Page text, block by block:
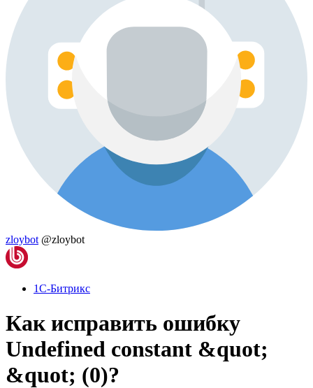
zloybot @zloybot
1С-Битрикс
Как исправить ошибку
Undefined constant &quot;​
&quot; (0)?